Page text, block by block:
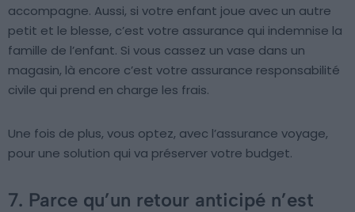
accompagne. Aussi, si votre enfant joue avec un autre
petit et le blesse, c’est votre assurance qui indemnise la
famille de l’enfant. Si vous cassez un vase dans un
magasin, là encore c’est votre assurance responsabilité
civile qui prend en charge les frais.
Une fois de plus, vous optez, avec l’assurance voyage,
pour une solution qui va préserver votre budget.
7. Parce qu’un retour anticipé n’est